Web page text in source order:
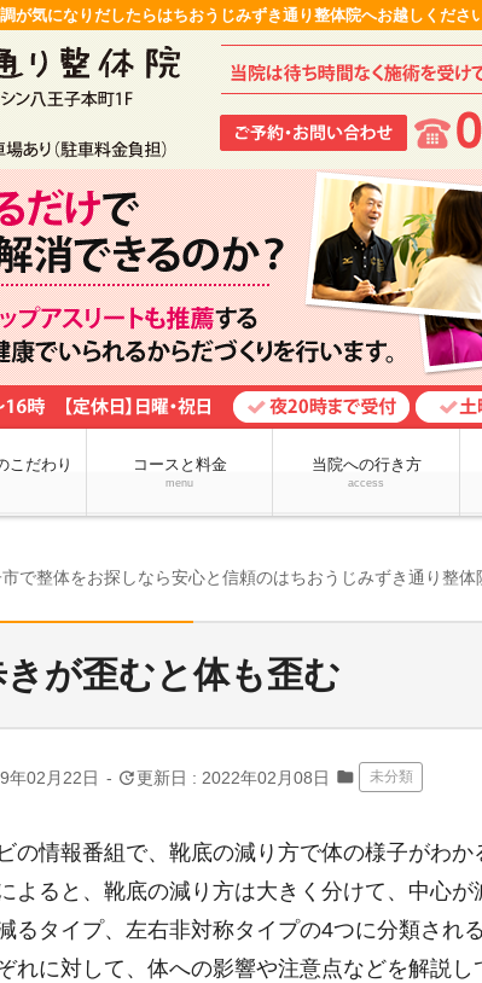
が気になりだしたらはちおうじみずき通り整体院へお越しくださ
こだわり コースと料金
menu
当院への行き方
access
市で整体をお探しなら安心と信頼のはちおうじみずき通り整体
きが歪むと体も歪む
年02月22日 - update更新日 : 2022年02月08日 folder 未分類
の情報番組で、靴底の減り方で体の様子がわ
よると、靴底の減り方は大きく分けて、中心
るタイプ、左右非対称タイプの4つに分類され
れに対して、体への影響や注意点などを解説し